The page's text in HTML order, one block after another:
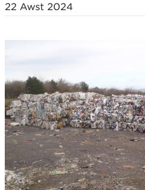
22 Awst 2024